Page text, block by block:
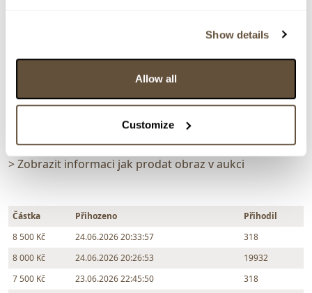
Show details
Allow all
Customize
3 000 Kč
Zpět na aukční výsledky
Chcete prodat obraz od stejného autora?
> Zobrazit informaci jak prodat obraz v aukci
Částka Přihozeno
Přihodil
8 500 Kč
24.06.2026 20:33:57
318
8 000 Kč
24.06.2026 20:26:53
19932
7 500 Kč
23.06.2026 22:45:50
318